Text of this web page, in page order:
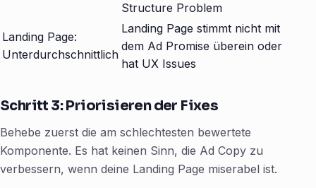
Structure Problem
Landing Page:
Unterdurchschnittlich
Landing Page stimmt nicht mit
dem Ad Promise überein oder
hat UX Issues
Schritt 3: Priorisieren der Fixes
Behebe zuerst die am schlechtesten bewertete
Komponente. Es hat keinen Sinn, die Ad Copy zu
verbessern, wenn deine Landing Page miserabel ist.